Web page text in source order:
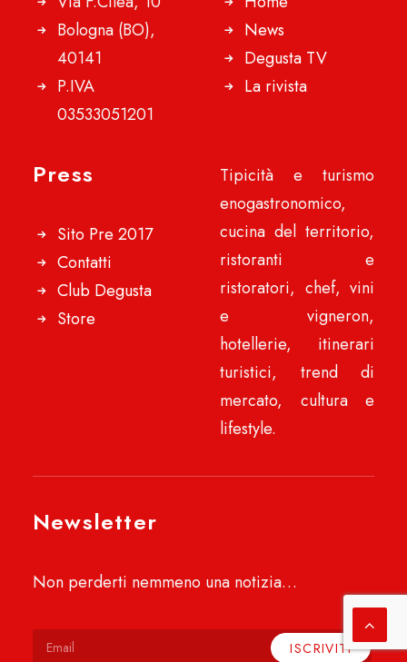
Bologna (BO),
40141
P.IVA
03533051201
News
Degusta TV
La rivista
Press
Sito Pre 2017
Contatti
Club Degusta
Store
Tipicità e turismo
enogastronomico,
cucina del territorio,
ristoranti e
ristoratori, chef, vini
e vigneron,
hotellerie, itinerari
turistici, trend di
mercato, cultura e
lifestyle.
Newsletter
Non perderti nemmeno una notizia…